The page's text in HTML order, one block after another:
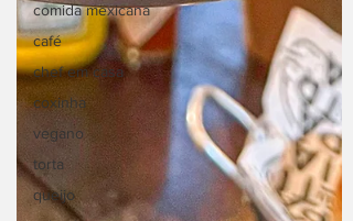
comida mexicana
café
chef em casa
coxinha
vegano
torta
queijo